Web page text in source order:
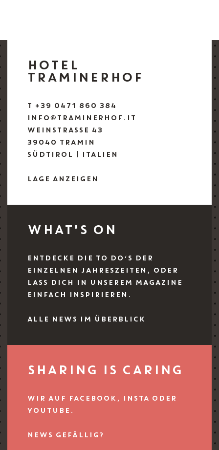
HOTEL
TRAMINERHOF
T +39 0471 860 384
INFO@TRAMINERHOF.IT
WEINSTRASSE 43
39040 TRAMIN
SÜDTIROL | ITALIEN
LAGE ANZEIGEN
WHAT'S ON
ENTDECKE DIE TO DO‘S DER
EINZELNEN JAHRESZEITEN, ODER
LASS DICH IN UNSEREM MAGAZINE
EINFACH INSPIRIEREN.
ALLE NEWS IM ÜBERBLICK
SHARING IS CARING
WIR AUF FACEBOOK, INSTA ODER
YOUTUBE.
NEWS GEFÄLLIG?